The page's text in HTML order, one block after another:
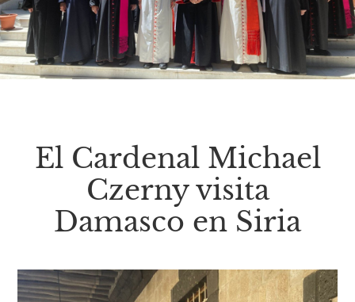
El Cardenal Michael
Czerny visita
Damasco en Siria